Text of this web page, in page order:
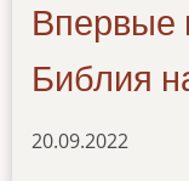
Впервые
Библия
20.09.2022